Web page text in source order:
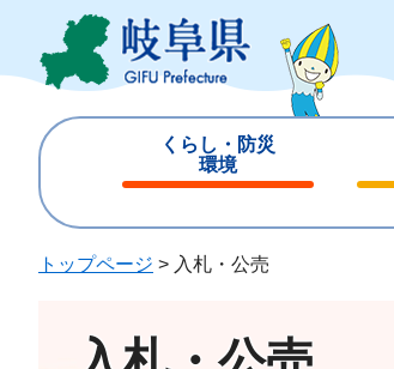
ジ
ュ
くらし・防災
環境
じ
じ
トップページ > 入札・公売